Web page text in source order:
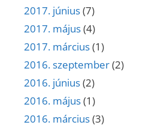
2017. június(7)
2017. május(4)
2017. március(1)
2016. szeptember(2)
2016. június(2)
2016. május(1)
2016. március(3)